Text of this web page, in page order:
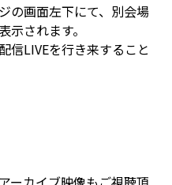
の画面左下にて、別会場
されます。
信LIVEを行き来すること